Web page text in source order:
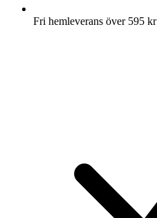
Fri hemleverans över 595 kr